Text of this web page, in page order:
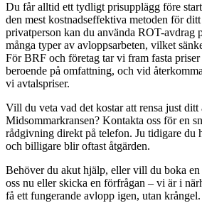
Du får alltid ett tydligt prisupplägg före
den mest kostnadseffektiva metoden för
privatperson kan du använda ROT-avdrag
många typer av avloppsarbeten, vilket
För BRF och företag tar vi fram fasta
beroende på omfattning, och vid
vi avtalspriser.
Vill du veta vad det kostar att rensa just ditt
Midsommarkransen? Kontakta oss för en
rådgivning direkt på telefon. Ju tidigare du
och billigare blir oftast åtgärden.
Behöver du akut hjälp, eller vill du boka
oss nu eller skicka en förfrågan – vi är i
få ett fungerande avlopp igen, utan krångel.